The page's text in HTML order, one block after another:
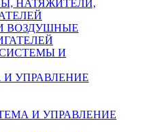
НАТЯЖИТЕЛИ,
ВОЗДУШНЫЕ
И
И УПРАВЛЕНИЕ
И УПРАВЛЕНИЕ